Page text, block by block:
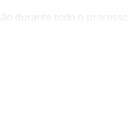
durante todo o
o trabalho mais